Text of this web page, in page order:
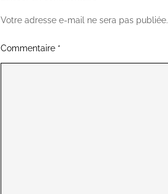
Votre adresse e-mail ne sera pas publiée.
Commentaire *